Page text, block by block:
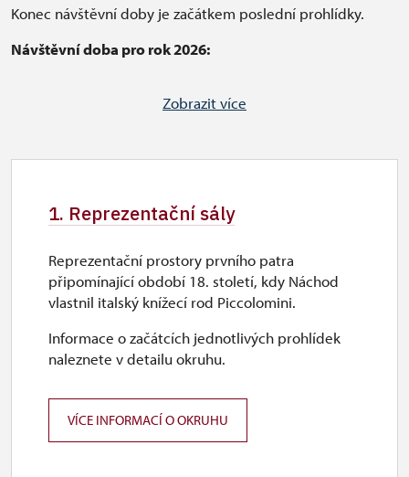
Konec návštěvní doby je začátkem poslední prohlídky.
Návštěvní doba pro rok 2026:
prohlídky okruhu Reprezentační sály: út–
zámecká věž: út–pá 10–14
KVĚTENút–ne, svátky10–16
ČERVENút–ne10–16
ČERVENECút–ne, svátky10–17
ne10
ZÁŘÍút–ne, svátky10–16
ŘÍJEN
so, ne, svátky10
objednané skupiny: út–
prohlídky okruhu Reprezentační sály: út
Zobrazit více
1. Reprezentační sály
Reprezentační prostory prvního patra
připomínající období 18. století, kdy Náchod
vlastnil italský knížecí rod Piccolomini.
Informace o začátcích jednotlivých prohlídek
naleznete v detailu okruhu.
VÍCE INFORMACÍ O OKRUHU